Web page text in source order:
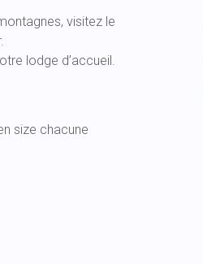
visitez le
lodge d’accueil.
size chacune